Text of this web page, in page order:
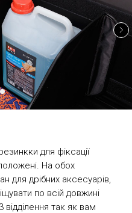
для фіксації
На обох
для дрібних аксесуарів,
по всій довжині
так як вам